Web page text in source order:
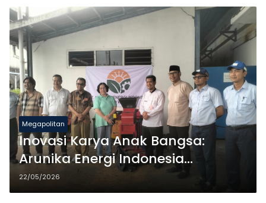
Megapolitan
Inovasi Karya Anak Bangsa:
Arunika Energi Indonesia
Hadirkan Mesin Pencacah
Organik Sebagai Solusi Cerdas
22/05/2026